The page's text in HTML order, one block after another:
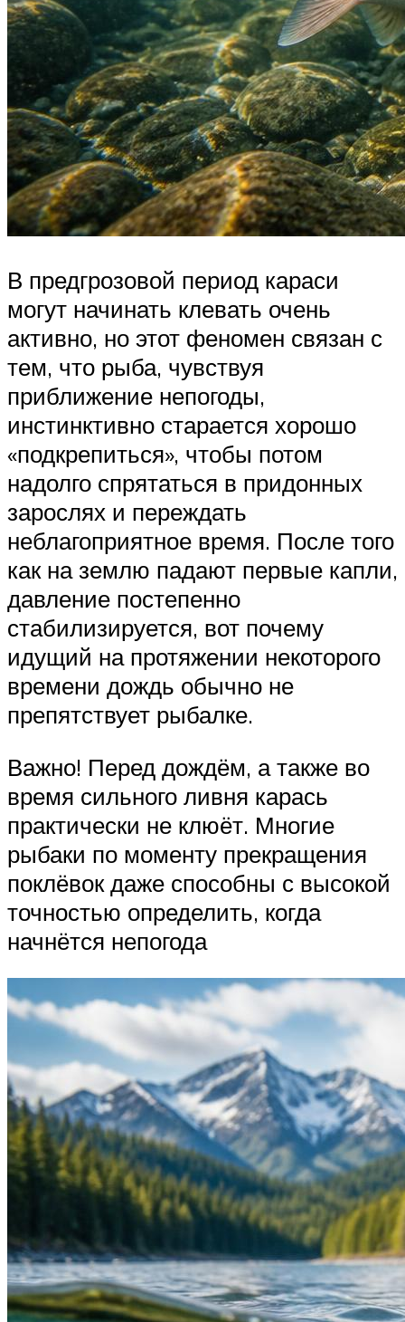
В предгрозовой период караси
могут начинать клевать очень
активно, но этот феномен связан с
тем, что рыба, чувствуя
приближение непогоды,
инстинктивно старается хорошо
«подкрепиться», чтобы потом
надолго спрятаться в придонных
зарослях и переждать
неблагоприятное время. После того
как на землю падают первые капли,
давление постепенно
стабилизируется, вот почему
идущий на протяжении некоторого
времени дождь обычно не
препятствует рыбалке.
Важно! Перед дождём, а также во
время сильного ливня карась
практически не клюёт. Многие
рыбаки по моменту прекращения
поклёвок даже способны с высокой
точностью определить, когда
начнётся непогода